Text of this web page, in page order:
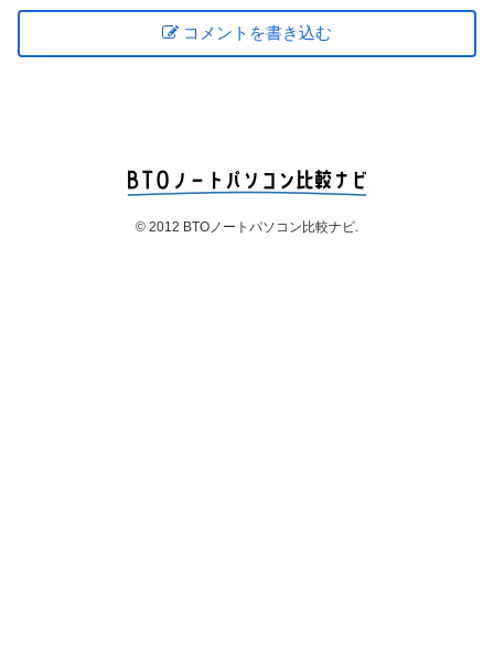
コメントを書き込む
© 2012 BTOノートパソコン比較ナビ.